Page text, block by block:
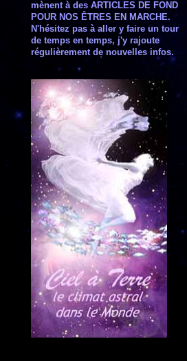
mènent à des ARTICLES DE FOND
POUR NOS ÊTRES EN MARCHE.
N'hésitez pas à aller y faire un tour
de temps en temps, j'y rajoute
régulièrement de nouvelles infos.